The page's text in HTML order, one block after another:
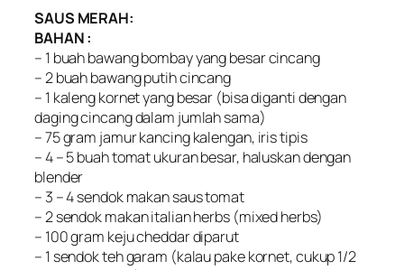
SAUS MERAH:
BAHAN :
– 1 buah bawang bombay yang besar cincang
– 2 buah bawang putih cincang
– 1 kaleng kornet yang besar (bisa diganti dengan
daging cincang dalam jumlah sama)
– 75 gram jamur kancing kalengan, iris tipis
– 4 – 5 buah tomat ukuran besar, haluskan dengan
blender
– 3 – 4 sendok makan saus tomat
– 2 sendok makan italian herbs (mixed herbs)
– 100 gram keju cheddar diparut
– 1 sendok teh garam (kalau pake kornet, cukup 1/2